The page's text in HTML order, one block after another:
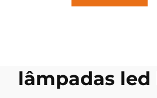
lâmpadas